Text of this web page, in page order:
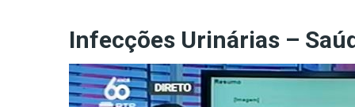
Infecções Urinárias –